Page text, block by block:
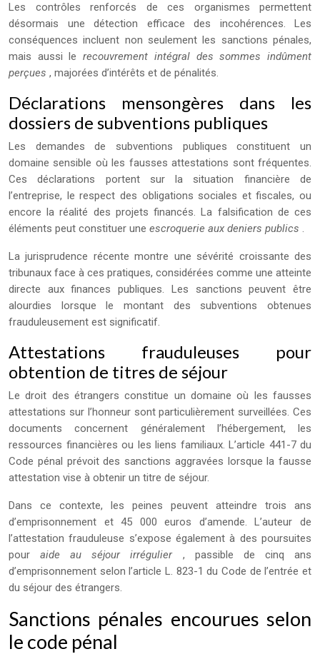
Les contrôles renforcés de ces organismes permettent
désormais une détection efficace des incohérences. Les
conséquences incluent non seulement les sanctions pénales,
mais aussi lerecouvrement intégral des sommes indûment
perçues , majorées d’intérêts et de pénalités.
Déclarations mensongères dans les
dossiers de subventions publiques
Les demandes de subventions publiques constituent un
domaine sensible où les fausses attestations sont fréquentes.
Ces déclarations portent sur la situation financière de
l’entreprise, le respect des obligations sociales et fiscales, ou
encore la réalité des projets financés. La falsification de ces
éléments peut constituer une escroquerie aux deniers publics .
La jurisprudence récente montre une sévérité croissante des
tribunaux face à ces pratiques, considérées comme une atteinte
directe aux finances publiques. Les sanctions peuvent être
alourdies lorsque le montant des subventions obtenues
frauduleusement est significatif.
Attestations frauduleuses pour
obtention de titres de séjour
Le droit des étrangers constitue un domaine où les fausses
attestations sur l’honneur sont particulièrement surveillées. Ces
documents concernent généralement l’hébergement, les
ressources financières ou les liens familiaux. L’article 441-7 du
Code pénal prévoit des sanctions aggravées lorsque la fausse
attestation vise à obtenir un titre de séjour.
Dans ce contexte, les peines peuvent atteindre trois ans
d’emprisonnement et 45 000 euros d’amende. L’auteur de
l’attestation frauduleuse s’expose également à des poursuites
pouraide au séjour irrégulier , passible de cinq ans
d’emprisonnement selon l’article L. 823-1 du Code de l’entrée et
du séjour des étrangers.
Sanctions pénales encourues selon
le code pénal